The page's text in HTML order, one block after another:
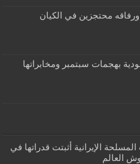
ورفاقه محتجزين في الكيان
بهجمات سبتمبر ومخابراتها
الإيرانية أثبتت قدراتها في
العالم